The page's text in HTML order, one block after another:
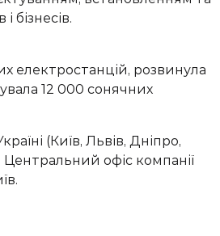
бізнесів.
електростанцій, розвинула
12 000 сонячних
(Київ, Львів, Дніпро,
Центральний офіс компанії